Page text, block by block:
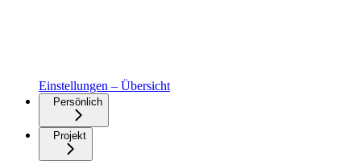
Einstellungen – Übersicht
Persönlich
Projekt